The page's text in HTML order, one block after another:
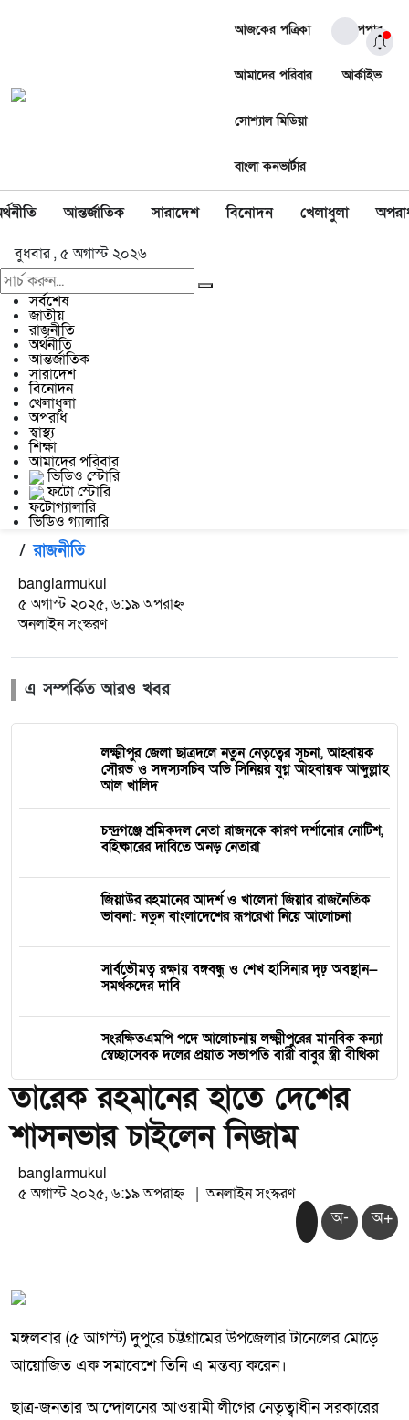
আজকের পত্রিকা ই-পেপার
আমাদের পরিবার আর্কাইভ
সোশ্যাল মিডিয়া
বাংলা কনভার্টার
আন্তর্জাতিক সারাদেশ বিনোদন খেলাধুলা
বুধবার , ৫ অগাস্ট ২০২৬
সর্বশেষ
জাতীয়
রাজনীতি
অর্থনীতি
আন্তর্জাতিক
সারাদেশ
বিনোদন
খেলাধুলা
অপরাধ
স্বাস্থ্য
শিক্ষা
আমাদের পরিবার
ভিডিও স্টোরি
ফটো স্টোরি
ফটোগ্যালারি
ভিডিও গ্যালারি
/ রাজনীতি
banglarmukul
৫ অগাস্ট ২০২৫, ৬:১৯ অপরাহ্ন
অনলাইন সংস্করণ
এ সম্পর্কিত আরও খবর
লক্ষ্মীপুর জেলা ছাত্রদলে নতুন নেতৃত্বের সূচনা, আহ্বায়ক
সৌরভ ও সদস্যসচিব অভি সিনিয়র যুগ্ন আহবায়ক আব্দুল্লাহ
আল খালিদ
চন্দ্রগঞ্জে শ্রমিকদল নেতা রাজনকে কারণ দর্শানোর নোটিশ,
বহিষ্কারের দাবিতে অনড় নেতারা
জিয়াউর রহমানের আদর্শ ও খালেদা জিয়ার রাজনৈতিক
ভাবনা: নতুন বাংলাদেশের রূপরেখা নিয়ে আলোচনা
সার্বভৌমত্ব রক্ষায় বঙ্গবন্ধু ও শেখ হাসিনার দৃঢ় অবস্থান—
সমর্থকদের দাবি
সংরক্ষিতএমপি পদে আলোচনায় লক্ষ্মীপুরের মানবিক কন্যা
স্বেচ্ছাসেবক দলের প্রয়াত সভাপতি বারী বাবুর স্ত্রী বীথিকা
তারেক রহমানের হাতে দেশের
শাসনভার চাইলেন নিজাম
banglarmukul
৫ অগাস্ট ২০২৫, ৬:১৯ অপরাহ্ন | অনলাইন সংস্করণ
অ- অ+
মঙ্গলবার (৫ আগস্ট) দুপুরে চট্টগ্রামের উপজেলার টানেলের মোড়ে
আয়োজিত এক সমাবেশে তিনি এ মন্তব্য করেন।
ছাত্র-জনতার আন্দোলনের আওয়ামী লীগের নেতৃত্বাধীন সরকারের